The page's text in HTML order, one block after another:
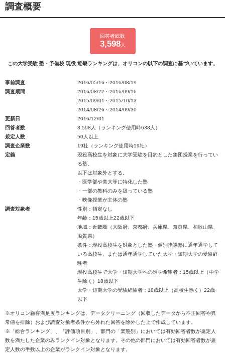
調査概要
回答者総数
3,598人
この大学受験 塾・予備校 現役 近畿ランキングは、オリコンの以下の調査に基づいています。
事前調査
2016/05/16～2016/08/19
調査期間
2016/08/22～2016/09/16
2015/09/01～2015/10/13
2014/08/26～2014/09/30
更新日
2016/12/01
回答者数
3,598人（ランキング使用時638人）
規定人数
50人以上
調査企業数
19社（ランキング使用時19社）
定義
現役高校生を対象に大学受験を目的とした集団授業を行ってい
る塾。
以下は対象外とする。
・医学部や美大等に特化した塾
・一部の教科のみを扱っている塾
・映像授業が主体の塾
調査対象者
性別：指定なし
年齢：15歳以上22歳以下
地域：近畿圏（大阪府、京都府、兵庫県、奈良県、和歌山県、
滋賀県）
条件：現役高校生を対象とした塾・個別指導塾に通年通学して
いる高校生、または通年通学していた大学・短期大学の受験経
験者
現役高校生で大学・短期大学への進学希望者：15歳以上（中学
生除く）18歳以下
大学・短期大学の受験経験者：18歳以上（高校生除く）22歳
以下
※オリコン顧客満足度ランキングは、データクリーニング（回収したデータから不正回答や異
常値を排除）および調査対象者条件から外れた回答を除外した上で作成しています。
※「総合ランキング」、「評価項目別」、部門の「業態別」においては有効回答者数が規定人
数を満たした企業のみランクイン対象となります。その他の部門においては有効回答者数が規
定人数の半数以上の企業がランクイン対象となります。